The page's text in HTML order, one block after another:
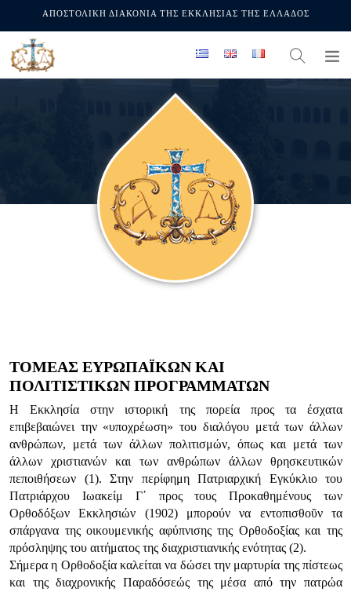
ΑΠΟΣΤΟΛΙΚΗ ΔΙΑΚΟΝΙΑ ΤΗΣ ΕΚΚΛΗΣΙΑΣ ΤΗΣ ΕΛΛΑΔΟΣ
ΤΟΜΕΑΣ ΕΥΡΩΠΑΪΚΩΝ ΚΑΙ
ΠΟΛΙΤΙΣΤΙΚΩΝ ΠΡΟΓΡΑΜΜΑΤΩΝ
Η Εκκλησία στην ιστορική της πορεία προς τα έσχατα
επιβεβαιώνει την «υποχρέωση» του διαλόγου μετά των άλλων
ανθρώπων, μετά των άλλων πολιτισμών, όπως και μετά των
άλλων χριστιανών και των ανθρώπων άλλων θρησκευτικών
πεποιθήσεων (1). Στην περίφημη Πατριαρχική Εγκύκλιο του
Πατριάρχου Ιωακείμ Γ΄ προς τους Προκαθημένους των
Ορθοδόξων Εκκλησιών (1902) μπορούν να εντοπισθοῦν τα
σπάργανα της οικουμενικής αφύπνισης της Ορθοδοξίας και της
πρόσληψης του αιτήματος της διαχριστιανικής ενότητας (2).
Σήμερα η Ορθοδοξία καλείται να δώσει την μαρτυρία της πίστεως
και της διαχρονικής Παραδόσεώς της μέσα από την πατρώα